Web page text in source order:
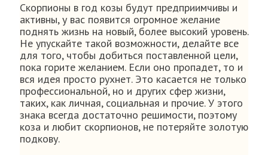
Скорпионы в год козы будут предприимчивы и
активны, у вас появится огромное желание
поднять жизнь на новый, более высокий уровень.
Не упускайте такой возможности, делайте все
для того, чтобы добиться поставленной цели,
пока горите желанием. Если оно пропадет, то и
вся идея просто рухнет. Это касается не только
профессиональной, но и других сфер жизни,
таких, как личная, социальная и прочие. У этого
знака всегда достаточно решимости, поэтому
коза и любит скорпионов, не потеряйте золотую
подкову.